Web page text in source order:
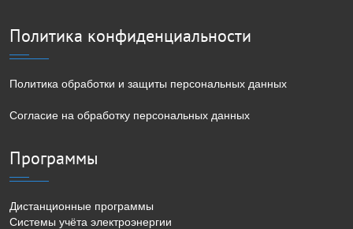
Политика конфиденциальности
Политика обработки и защиты персональных данных
Согласие на обработку персональных данных
Программы
Дистанционные программы
Системы учёта электроэнергии